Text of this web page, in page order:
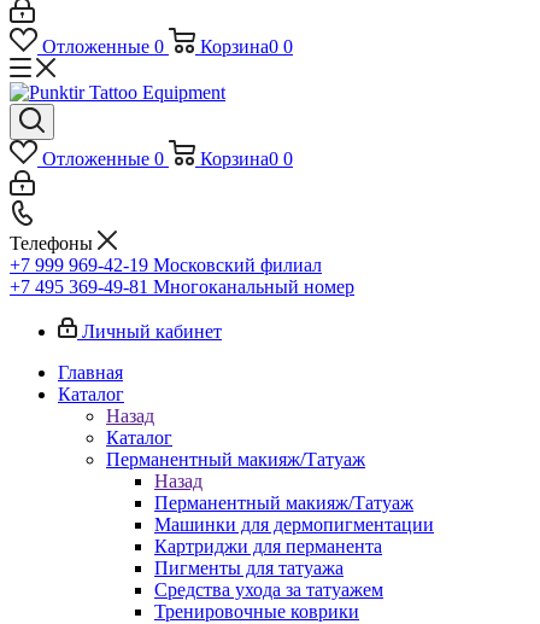
Отложенные 0 Корзина0 0
Отложенные 0 Корзина0 0
Телефоны
+7 999 969-42-19 Московский филиал
+7 495 369-49-81 Многоканальный номер
Личный кабинет
Главная
Каталог
Назад
Каталог
Перманентный макияж/Татуаж
Назад
Перманентный макияж/Татуаж
Машинки для дермопигментации
Картриджи для перманента
Пигменты для татуажа
Средства ухода за татуажем
Тренировочные коврики